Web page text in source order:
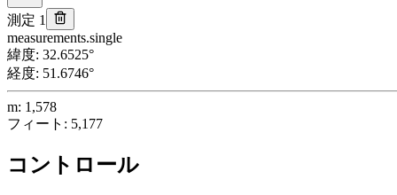
測定 1
measurements.single
緯度: 32.6525°
経度: 51.6746°
m: 1,578
フィート : 5,177
コントロール